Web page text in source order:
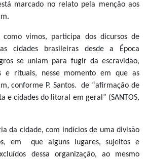
marcado no relato pela menção aos
como vimos, participa dos dicursos de
cidades brasileiras desde a Época
se uniam para fugir da escravidão,
e rituais, nesse momento em que as
conforme P. Santos. de “afirmação de
e cidades do litoral em geral” (SANTOS,
da cidade, com indícios de uma divisão
em que alguns lugares, sujeitos e
dessa organização, ao mesmo